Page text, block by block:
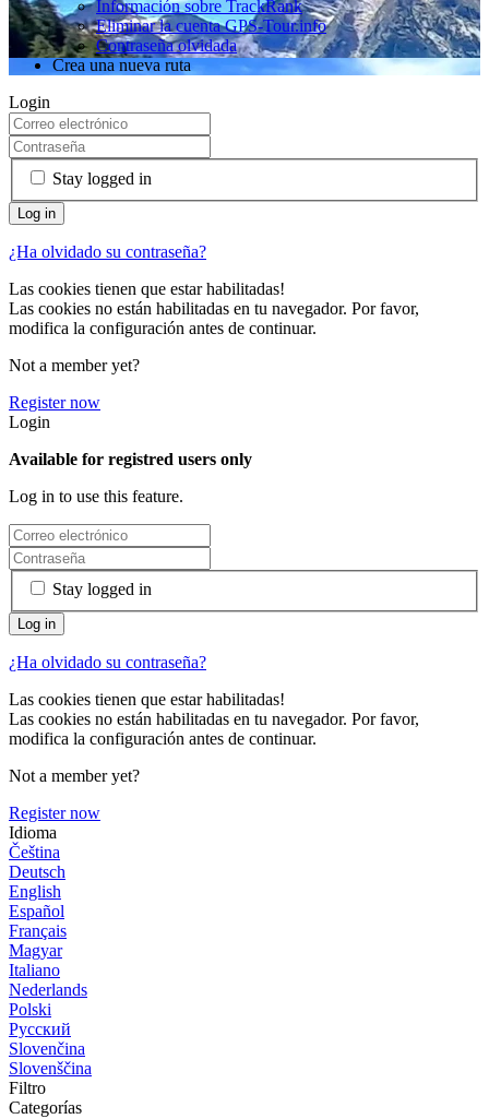
Información sobre TrackRank
Eliminar la cuenta GPS-Tour.info
Contraseña olvidada
Crea una nueva ruta
Login
Stay logged in
¿Ha olvidado su contraseña?
Las cookies tienen que estar habilitadas!
Las cookies no están habilitadas en tu navegador. Por favor,
modifica la configuración antes de continuar.
Not a member yet?
Register now
Login
Available for registred users only
Log in to use this feature.
Stay logged in
¿Ha olvidado su contraseña?
Las cookies tienen que estar habilitadas!
Las cookies no están habilitadas en tu navegador. Por favor,
modifica la configuración antes de continuar.
Not a member yet?
Register now
Idioma
Čeština
Deutsch
English
Español
Français
Magyar
Italiano
Nederlands
Polski
Русский
Slovenčina
Slovenščina
Filtro
Categorías